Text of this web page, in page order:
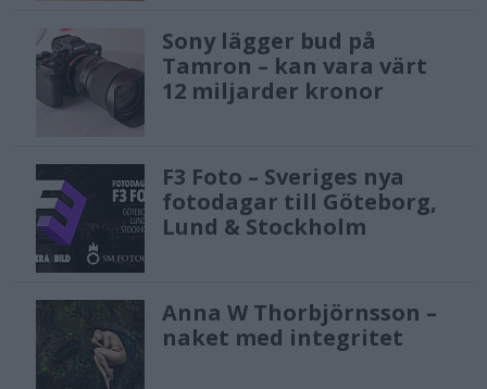
Sony lägger bud på
Tamron – kan vara värt
12 miljarder kronor
F3 Foto – Sveriges nya
fotodagar till Göteborg,
Lund & Stockholm
Anna W Thorbjörnsson –
naket med integritet